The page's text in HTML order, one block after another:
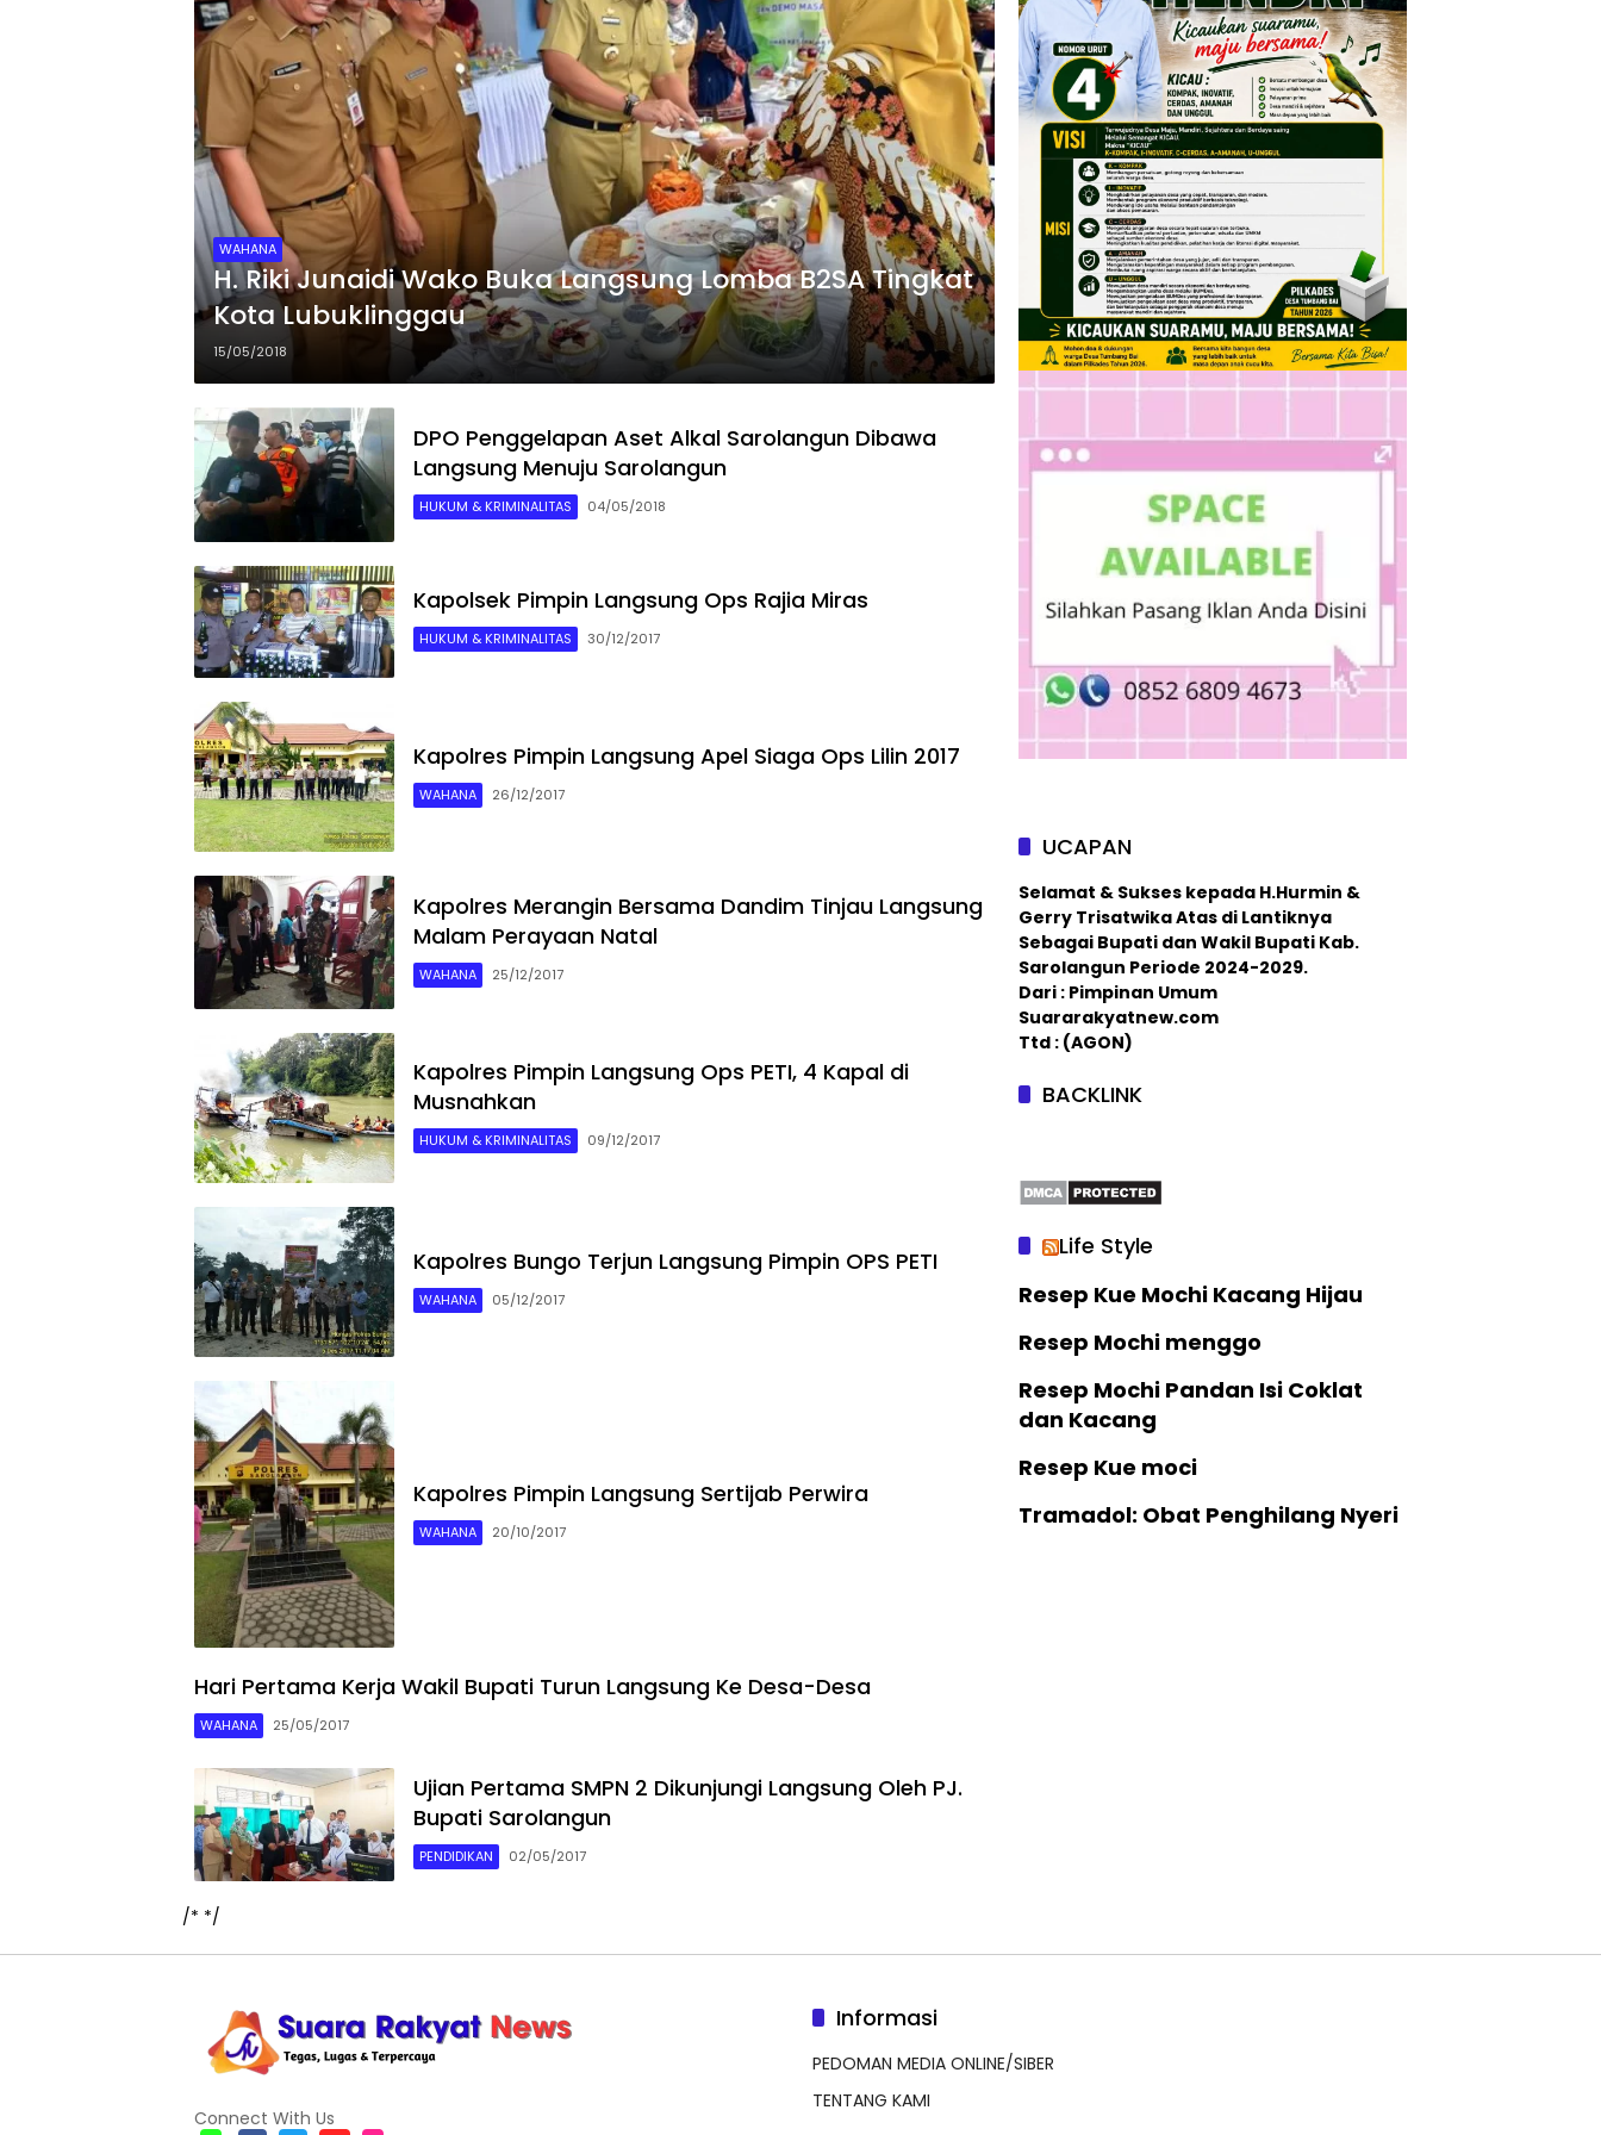
WAHANA
H. Riki Junaidi Wako Buka Langsung Lomba B2SA Tingkat
Kota Lubuklinggau
15/05/2018
DPO Penggelapan Aset Alkal Sarolangun Dibawa
Langsung Menuju Sarolangun
HUKUM & KRIMINALITAS 04/05/2018
Kapolsek Pimpin Langsung Ops Rajia Miras
HUKUM & KRIMINALITAS 30/12/2017
Kapolres Pimpin Langsung Apel Siaga Ops Lilin 2017
WAHANA 26/12/2017
Kapolres Merangin Bersama Dandim Tinjau Langsung
Malam Perayaan Natal
WAHANA 25/12/2017
Kapolres Pimpin Langsung Ops PETI, 4 Kapal di
Musnahkan
HUKUM & KRIMINALITAS 09/12/2017
Kapolres Bungo Terjun Langsung Pimpin OPS PETI
WAHANA 05/12/2017
Kapolres Pimpin Langsung Sertijab Perwira
WAHANA 20/10/2017
Hari Pertama Kerja Wakil Bupati Turun Langsung Ke Desa-Desa
WAHANA 25/05/2017
Ujian Pertama SMPN 2 Dikunjungi Langsung Oleh PJ.
Bupati Sarolangun
PENDIDIKAN 02/05/2017
UCAPAN
Selamat & Sukses kepada H.Hurmin &
Gerry Trisatwika Atas di Lantiknya
Sebagai Bupati dan Wakil Bupati Kab.
Sarolangun Periode 2024-2029.
Dari : Pimpinan Umum
Suararakyatnew.com
Ttd : (AGON)
BACKLINK
Life Style
Resep Kue Mochi Kacang Hijau
Resep Mochi menggo
Resep Mochi Pandan Isi Coklat
dan Kacang
Resep Kue moci
Tramadol: Obat Penghilang Nyeri
/* */
Connect With Us
Informasi
PEDOMAN MEDIA ONLINE/SIBER
TENTANG KAMI